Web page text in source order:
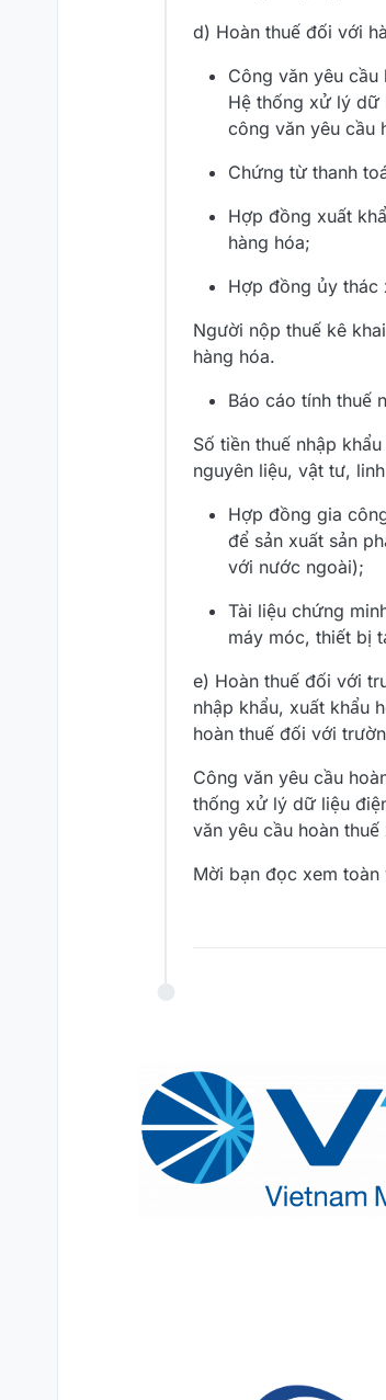
d) Hoàn thuế đối với
Công văn yêu
Hệ thống xử lý dữ
công văn yêu cầu
Chứng từ thanh
Hợp đồng xuất
hàng hóa;
Hợp đồng ủy thác
Người nộp thuế kê
hàng hóa.
Báo cáo tính thuế
Số tiền thuế nhập
nguyên liệu, vật tư,
Hợp đồng gia
để sản xuất sản
với nước ngoài);
Tài liệu chứng
máy móc, thiết bị
e) Hoàn thuế đối với
nhập khẩu, xuất khẩu
hoàn thuế đối với
Công văn yêu cầu
thống xử lý dữ liệu
văn yêu cầu hoàn
Mời bạn đọc xem